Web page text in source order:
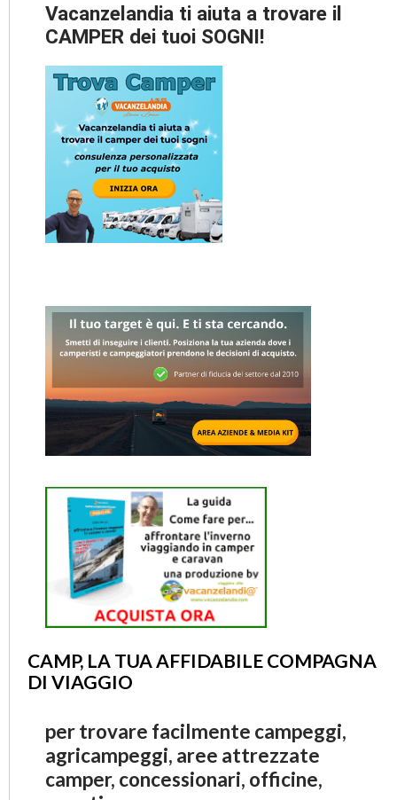
Vacanzelandia ti aiuta a trovare il
CAMPER dei tuoi SOGNI!
CAMP, LA TUA AFFIDABILE COMPAGNA
DI VIAGGIO
per trovare facilmente campeggi,
agricampeggi, aree attrezzate
camper, concessionari, officine,